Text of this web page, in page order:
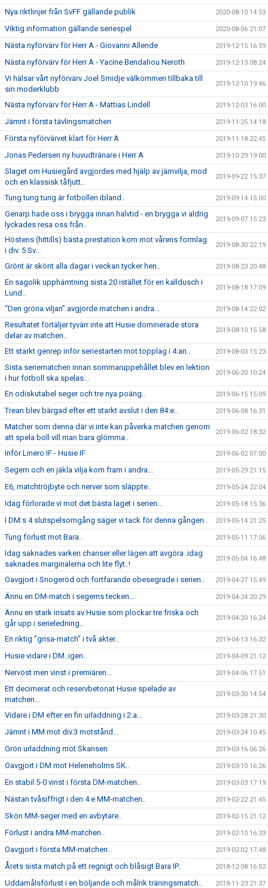
Nya riktlinjer från SvFF gällande publik 2020-08-10 14:53
Viktig information gällande seriespel 2020-08-06 21:07
Nästa nyförvärv för Herr A - Giovanni Allende 2019-12-15 16:59
Nästa nyförvärv för Herr A - Yacine Bendahou Neroth 2019-12-13 08:24
Vi hälsar vårt nyförvärv Joel Smidje välkommen tillbaka till
sin moderklubb
2019-12-10 19:46
Nästa nyförvärv för Herr A - Mattias Lindell 2019-12-03 16:00
Jämnt i första tävlingsmatchen 2019-11-25 14:18
Första nyförvärvet klart för Herr A 2019-11-18 22:45
Jonas Pedersen ny huvudtränare i Herr A 2019-10-29 19:00
Slaget om Husiegård avgjordes med hjälp av järnvilja, mod
och en klassisk tåfjutt..
2019-09-22 15:37
Tung tung tung är fotbollen ibland.. 2019-09-14 15:00
Genarp hade oss i brygga innan halvtid - en brygga vi aldrig
lyckades resa oss från..
2019-09-07 15:23
Höstens (hittills) bästa prestation kom mot vårens formlag
i div. 5 Sv...
2019-08-30 22:19
Grönt är skönt alla dagar i veckan tycker hen.. 2019-08-23 20:48
En sagolik upphämtning sista 20 istället för en kalldusch i
Lund..
2019-08-18 17:09
“Den gröna viljan” avgjorde matchen i andra... 2019-08-14 22:02
Resultatet förtäljer tyvärr inte att Husie dominerade stora
delar av matchen..
2019-08-10 15:58
Ett starkt genrep inför seriestarten mot topplag i 4:an.. 2019-08-03 15:23
Sista seriematchen innan sommaruppehållet blev en lektion
i hur fotboll ska spelas...
2019-06-20 10:24
En odiskutabel seger och tre nya poäng.. 2019-06-15 15:09
Trean blev bärgad efter ett starkt avslut i den 84:e.. 2019-06-08 16:31
Matcher som denna där vi inte kan påverka matchen genom
att spela boll vill man bara glömma..
2019-06-02 18:32
Inför Linero IF - Husie IF 2019-06-02 07:00
Segern och en jäkla vilja kom fram i andra... 2019-05-29 21:15
E6, matchtröjbyte och nerver som släppte.. 2019-05-24 22:04
Idag förlorade vi mot det bästa laget i serien... 2019-05-18 15:36
I DM:s 4 slutspelsomgång säger vi tack för denna gången.. 2019-05-14 21:25
Tung förlust mot Bara.. 2019-05-11 17:06
Idag saknades varken chanser eller lägen att avgöra..idag
saknades marginalerna och lite flyt..!
2019-05-04 16:48
Oavgjort i Snogeröd och fortfarande obesegrade i serien.. 2019-04-27 15:49
Ännu en DM-match i segerns tecken... 2019-04-24 20:29
Ännu en stark insats av Husie som plockar tre friska och
går upp i serieledning..
2019-04-20 16:24
En riktig ”grisa-match” i två akter.. 2019-04-13 16:32
Husie vidare i DM..igen.. 2019-04-09 21:12
Nervöst men vinst i premiären... 2019-04-06 17:51
Ett decimerat och reservbetonat Husie spelade av
matchen...
2019-03-30 14:54
Vidare i DM efter en fin urladdning i 2:a... 2019-03-28 21:30
Jämnt i MM mot div.3 motstånd... 2019-03-24 10:45
Grön urladdning mot Skansen 2019-03-16 06:26
Oavgjort i DM mot Heleneholms SK.. 2019-03-10 16:26
En stabil 5-0 vinst i första DM-matchen.. 2019-03-03 17:19
Nästan tvåsiffrigt i den 4:e MM-matchen.. 2019-02-22 21:45
Skön MM-seger med en avbytare.. 2019-02-15 21:12
Förlust i andra MM-matchen.. 2019-02-10 16:33
Oavgjort i första MM-matchen.. 2019-02-02 17:48
Årets sista match på ett regnigt och blåsigt Bara IP.. 2018-12-08 16:02
Uddamålsförlust i en böljande och målrik träningsmatch.. 2018-11-23 21:37